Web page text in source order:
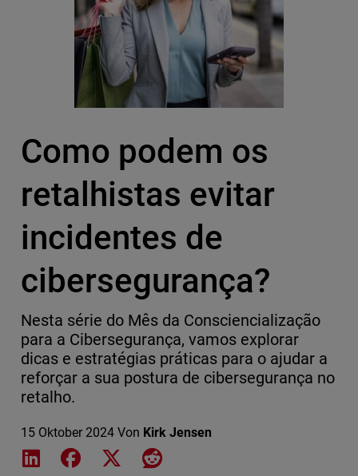
Como podem os
retalhistas evitar
incidentes de
cibersegurança?
Nesta série do Mês da Consciencialização
para a Cibersegurança, vamos explorar
dicas e estratégias práticas para o ajudar a
reforçar a sua postura de cibersegurança no
retalho.
15 Oktober 2024 Von Kirk Jensen
Share on LinkedIn
Share on Facebook
Share on XShare on Reddit